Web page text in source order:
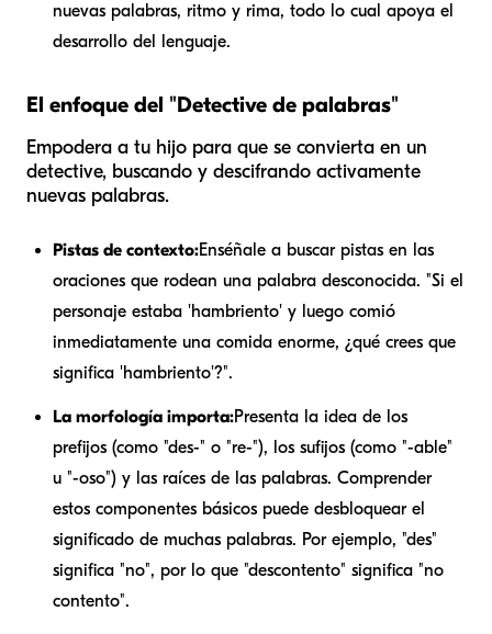
nuevas palabras, ritmo y rima, todo lo cual apoya el
desarrollo del lenguaje.
El enfoque del "Detective de palabras"
Empodera a tu hijo para que se convierta en un
detective, buscando y descifrando activamente
nuevas palabras.
Pistas de contexto:Enséñale a buscar pistas en las
oraciones que rodean una palabra desconocida. "Si el
personaje estaba 'hambriento' y luego comió
inmediatamente una comida enorme, ¿qué crees que
significa 'hambriento'?".
La morfología importa:Presenta la idea de los
prefijos (como "des-" o "re-"), los sufijos (como "-able"
u "-oso") y las raíces de las palabras. Comprender
estos componentes básicos puede desbloquear el
significado de muchas palabras. Por ejemplo, "des"
significa "no", por lo que "descontento" significa "no
contento".